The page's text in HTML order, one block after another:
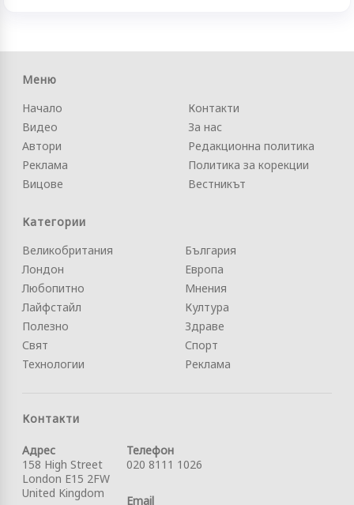
Меню
Начало
Видео
Автори
Реклама
Вицове
Контакти
За нас
Редакционна политика
Политика за корекции
Вестникът
Категории
Великобритания
Лондон
Любопитно
Лайфстайл
Полезно
Свят
Технологии
България
Европа
Мнения
Култура
Здраве
Спорт
Реклама
Контакти
Адрес
158 High Street
London E15 2FW
United Kingdom
Телефон
020 8111 1026
Email